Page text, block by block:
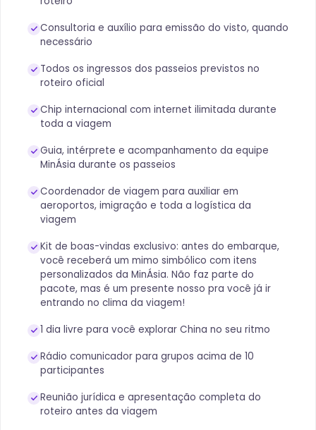
Consultoria e auxílio para emissão do visto, quando
necessário
Todos os ingressos dos passeios previstos no
roteiro oficial
Chip internacional com internet ilimitada durante
toda a viagem
Guia, intérprete e acompanhamento da equipe
MinÁsia durante os passeios
Coordenador de viagem para auxiliar em
aeroportos, imigração e toda a logística da
viagem
Kit de boas-vindas exclusivo: antes do embarque,
você receberá um mimo simbólico com itens
personalizados da MinÁsia. Não faz parte do
pacote, mas é um presente nosso pra você já ir
entrando no clima da viagem!
1 dia livre para você explorar China no seu ritmo
Rádio comunicador para grupos acima de 10
participantes
Reunião jurídica e apresentação completa do
roteiro antes da viagem